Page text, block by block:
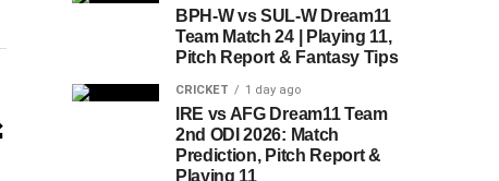
BPH-W vs SUL-W Dream11
Team Match 24 | Playing 11,
Pitch Report & Fantasy Tips
CRICKET 1 day ago
IRE vs AFG Dream11 Team
2nd ODI 2026: Match
Prediction, Pitch Report &
Playing 11